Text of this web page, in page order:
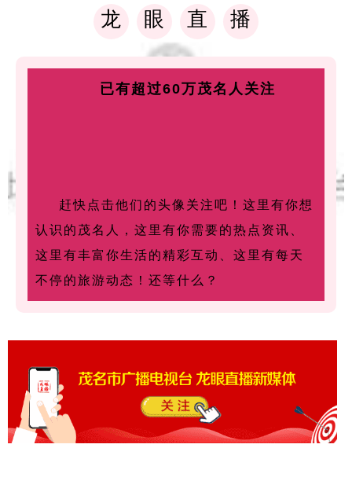
龙 眼 直 播
已有超过60万茂名人关注
赶快点击他们的头像关注吧！这里有你想
认识的茂名人，这里有你需要的热点资讯、
这里有丰富你生活的精彩互动、这里有每天
不停的旅游动态！还等什么？